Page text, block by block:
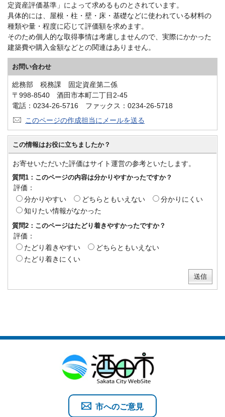
定資産評価基準」によって求めるものとされています。
具体的には、屋根・柱・壁・床・基礎などに使われている材料の
種類や量・程度に応じて評価額を求めます。
そのため個人的な取得事情は考慮しませんので、実際にかかった
建築費や購入金額などとの関連はありません。
お問い合わせ
総務部 税務課 固定資産第二係
〒998-8540 酒田市本町二丁目2-45
電話：0234-26-5716 ファックス：0234-26-5718
このページの作成担当にメールを送る
この情報はお役に立ちましたか？
お寄せいただいた評価はサイト運営の参考といたします。
質問1：このページの内容は分かりやすかったですか？
評価：
分かりやすい
どちらともいえない
分かりにくい
知りたい情報がなかった
質問2：このページはたどり着きやすかったですか？
評価：
たどり着きやすい
どちらともいえない
たどり着きにくい
市へのご意見